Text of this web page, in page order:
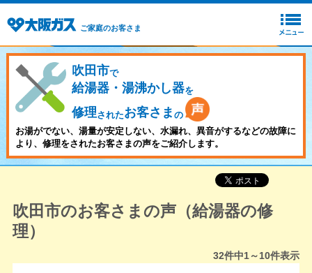
ご家庭のお客さま
吹田市で
給湯器・湯沸かし器を
修理されたお客さま の
お湯がでない、湯量が安定しない、水漏れ、異音がするなどの故障に
より、修理をされたお客さまの声をご紹介します。
吹田市のお客さまの声（給湯器の修
理）
32件中1～10件表示